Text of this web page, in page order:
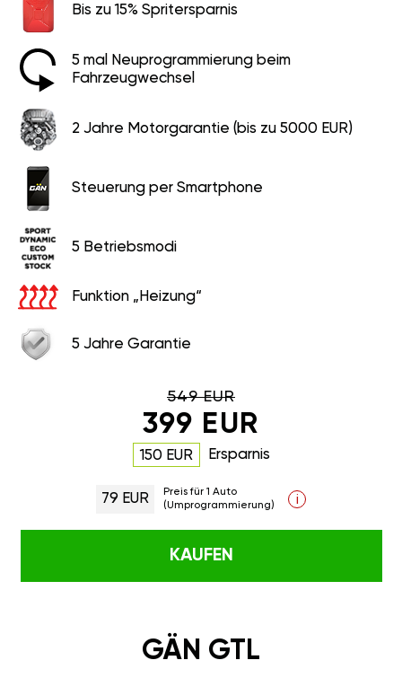
Bis zu 15% Spritersparnis
5 mal Neuprogrammierung beim
Fahrzeugwechsel
2 Jahre Motorgarantie (bis zu 5000 EUR)
Steuerung per Smartphone
5 Betriebsmodi
Funktion „Heizung“
5 Jahre Garantie
549 EUR
399 EUR
150 EUR Ersparnis
79 EUR
Preis für 1 Auto
(Umprogrammierung)
i
KAUFEN
GÄN GTL